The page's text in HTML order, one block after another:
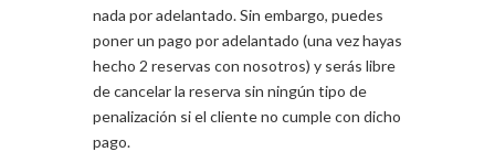
nada por adelantado. Sin embargo, puedes
poner un pago por adelantado (una vez hayas
hecho 2 reservas con nosotros) y serás libre
de cancelar la reserva sin ningún tipo de
penalización si el cliente no cumple con dicho
pago.